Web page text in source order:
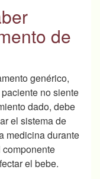
de
genérico,
no siente
dado, debe
el sistema de
medicina durante
el bebe.